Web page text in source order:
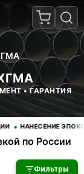
• ГАРАНТИЯ
НАНЕСЕНИЕ
по России
трубы оптом с
Фильтры